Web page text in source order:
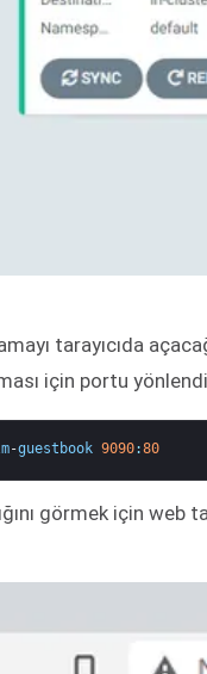
tarayıcıda
için portu
-guestbook 9090:80
görmek için web